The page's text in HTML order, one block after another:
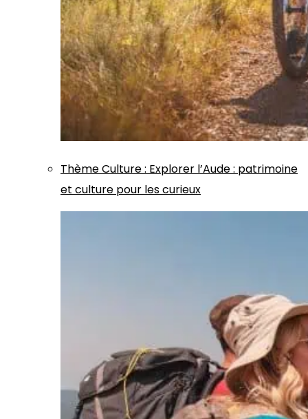
ThèmeCulture: Explorer l’Aude : patrimoine
et culture pour les curieux